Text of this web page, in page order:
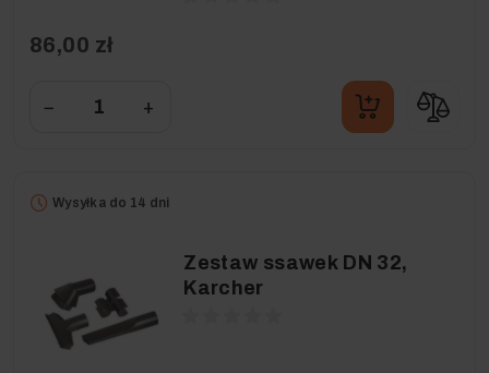
86,00 zł
− +
Wysyłka do 14 dni
Zestaw ssawek DN 32,
Karcher